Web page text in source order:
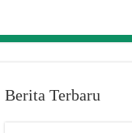
Berita Terbaru